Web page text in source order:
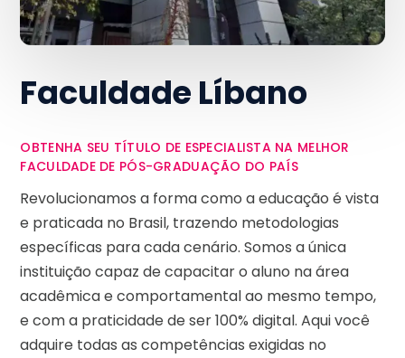
Faculdade Líbano
OBTENHA SEU TÍTULO DE ESPECIALISTA NA MELHOR
FACULDADE DE PÓS-GRADUAÇÃO DO PAÍS
Revolucionamos a forma como a educação é vista
e praticada no Brasil, trazendo metodologias
específicas para cada cenário. Somos a única
instituição capaz de capacitar o aluno na área
acadêmica e comportamental ao mesmo tempo,
e com a praticidade de ser 100% digital. Aqui você
adquire todas as competências exigidas no